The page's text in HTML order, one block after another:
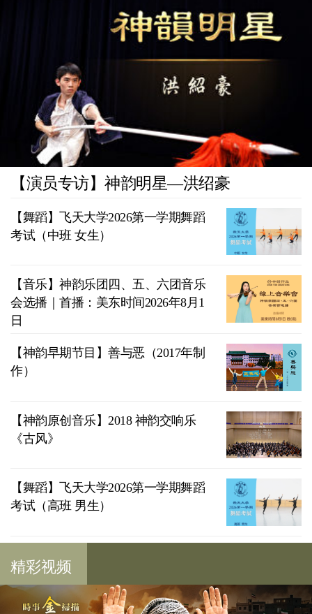
【演员专访】神韵明星—洪绍豪
【舞蹈】飞天大学2026第一学期舞蹈
考试（中班 女生）
【音乐】神韵乐团四、五、六团音乐
会选播｜首播：美东时间2026年8月1
日
【神韵早期节目】善与恶（2017年制
作）
【神韵原创音乐】2018 神韵交响乐
《古风》
【舞蹈】飞天大学2026第一学期舞蹈
考试（高班 男生）
精彩视频